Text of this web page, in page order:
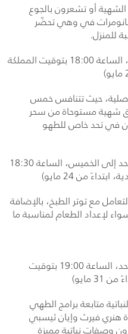
الشهية أو تشعرون بالجوع
في وهي تحضّر
للمنزل.
(الجمعة والسبت، الساعة 18:00 بتوقيت المملكة
حيث تتنافس خمس
شهية مستوحاة من سحر
في تحد خاص للطهو
(من الأحد إلى الخميس، الساعة 18:30
من 24 مايو)
مع توتر الطبخ، بالإضافة
لإعداد الطعام لمناسبة ما
(كل يوم أحد، الساعة 19:00 بتوقيت
مايو)
متابعة برامج الطهي
هنري فيرث وإيان ثيسبي
وصفات نباتية مميزة